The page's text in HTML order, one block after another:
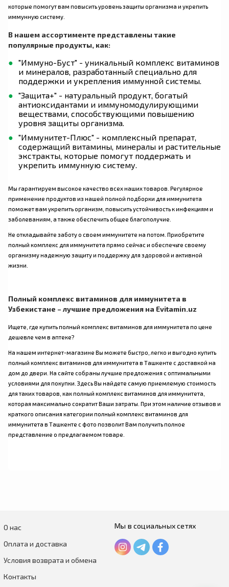
которые помогут вам повысить уровень защиты организма и укрепить
иммунную систему.
В нашем ассортименте представлены такие
популярные продукты, как:
"Иммуно-Буст" - уникальный комплекс витаминов
и минералов, разработанный специально для
поддержки и укрепления иммунной системы.
"Защита+" - натуральный продукт, богатый
антиоксидантами и иммуномодулирующими
веществами, способствующими повышению
уровня защиты организма.
"Иммунитет-Плюс" - комплексный препарат,
содержащий витамины, минералы и растительные
экстракты, которые помогут поддержать и
укрепить иммунную систему.
Мы гарантируем высокое качество всех наших товаров. Регулярное
применение продуктов из нашей полной подборки для иммунитета
поможет вам укрепить организм, повысить устойчивость к инфекциям и
заболеваниям, а также обеспечить общее благополучие.
Не откладывайте заботу о своем иммунитете на потом. Приобретите
полный комплекс для иммунитета прямо сейчас и обеспечьте своему
организму надежную защиту и поддержку для здоровой и активной
жизни.
Полный комплекс витаминов для иммунитета в
Узбекистане – лучшие предложения на Evitamin.uz
Ищете, где купитьполный комплекс витаминов для иммунитета по цене
дешевле чем в аптеке?
На нашем интернет-магазине Вы можете быстро, легко и выгодно купить
полный комплекс витаминов для иммунитета в Ташкенте с доставкой на
дом до двери. На сайте собраны лучшие предложения с оптимальными
условиями для покупки. Здесь Вы найдете самую приемлемую стоимость
для таких товаров, какполный комплекс витаминов для иммунитета
которая максимально сократит Ваши затраты. При этом наличие отзывов и
краткого описания категории полный комплекс витаминов для
иммунитета в Ташкенте с фото позволит Вам получить полное
представление о предлагаемом товаре.
О нас
Оплата и доставка
Условия возврата и обмена
Контакты
Мы в социальных сетях